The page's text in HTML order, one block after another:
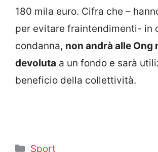
180 mila euro. Cifra che –
per evitare fraintendimenti- in
condanna, non andrà alle Ong
devoluta a un fondo e sarà
beneficio della collettività.
Categorie
Sport